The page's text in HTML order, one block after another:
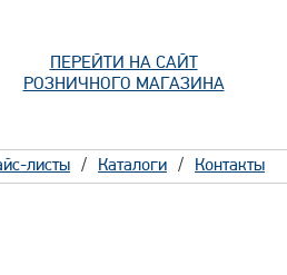
ПЕРЕЙТИ НА САЙТ
РОЗНИЧНОГО МАГАЗИНА
листы Каталоги Контакты